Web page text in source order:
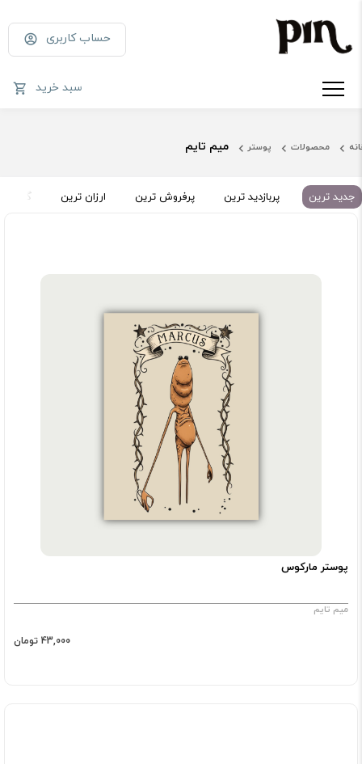
حساب کاربری
سبد خرید
محصولات پوستر میم تایم
جدید ترین پربازدید ترین پرفروش ترین ارزان ترین گران
پوستر مارکوس
میم تایم
43,000 تومان